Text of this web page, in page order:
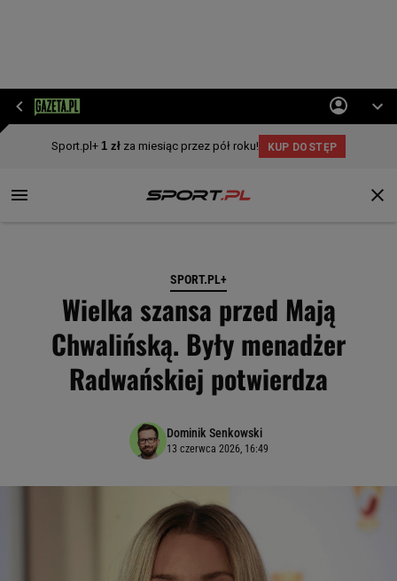
SPORT.PL+
Wielka szansa przed Mają
Chwalińską. Były menadżer
Radwańskiej potwierdza
Dominik Senkowski
13 czerwca 2026, 16:49